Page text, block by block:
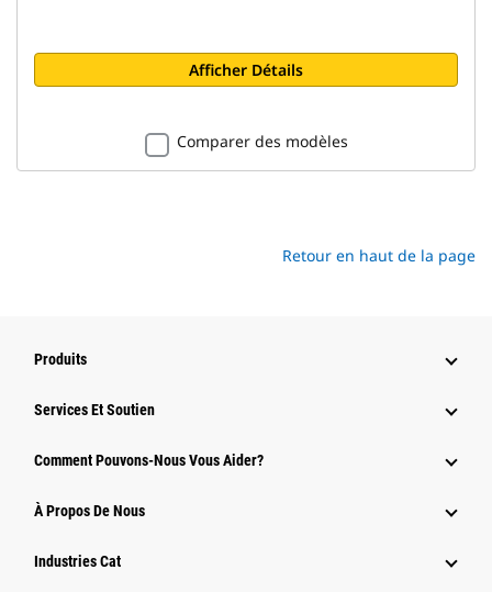
Afficher Détails
Comparer des modèles
Retour en haut de la page
Produits
Services Et Soutien
Comment Pouvons-Nous Vous Aider?
À Propos De Nous
Industries Cat